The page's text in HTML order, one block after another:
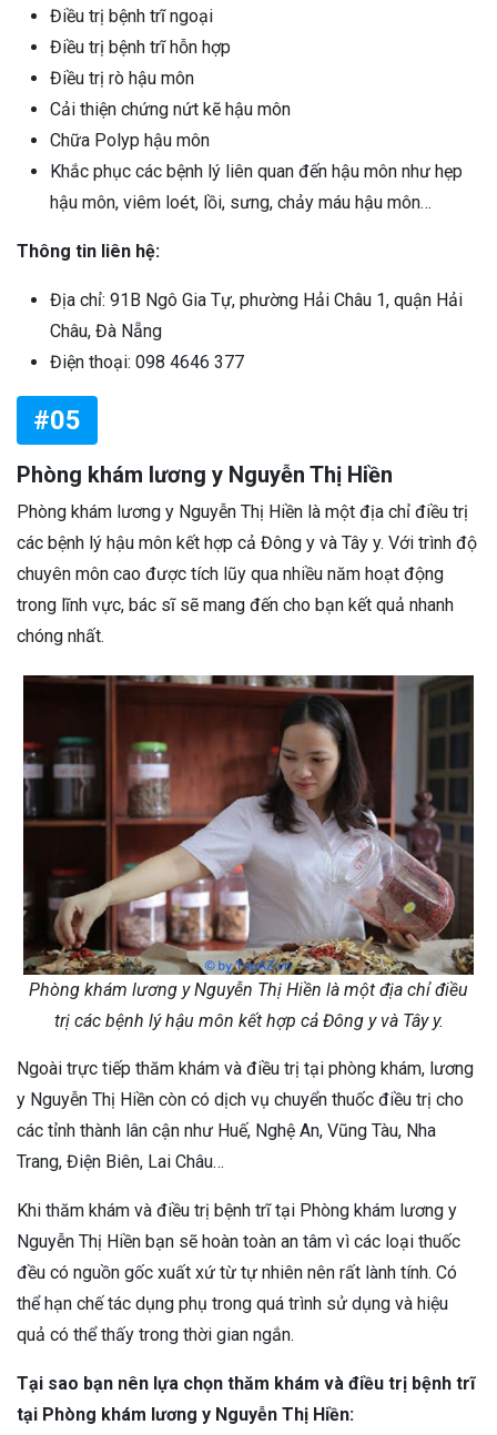
Điều trị bệnh trĩ ngoại
Điều trị bệnh trĩ hỗn hợp
Điều trị rò hậu môn
Cải thiện chứng nứt kẽ hậu môn
Chữa Polyp hậu môn
Khắc phục các bệnh lý liên quan đến hậu môn như hẹp
hậu môn, viêm loét, lồi, sưng, chảy máu hậu môn…
Thông tin liên hệ:
Địa chỉ: 91B Ngô Gia Tự, phường Hải Châu 1, quận Hải
Châu, Đà Nẵng
Điện thoại: 098 4646 377
#05
Phòng khám lương y Nguyễn Thị Hiền
Phòng khám lương y Nguyễn Thị Hiền là một địa chỉ điều trị
các bệnh lý hậu môn kết hợp cả Đông y và Tây y. Với trình độ
chuyên môn cao được tích lũy qua nhiều năm hoạt động
trong lĩnh vực, bác sĩ sẽ mang đến cho bạn kết quả nhanh
chóng nhất.
Phòng khám lương y Nguyễn Thị Hiền là một địa chỉ điều
trị các bệnh lý hậu môn kết hợp cả Đông y và Tây y.
Ngoài trực tiếp thăm khám và điều trị tại phòng khám, lương
y Nguyễn Thị Hiền còn có dịch vụ chuyển thuốc điều trị cho
các tỉnh thành lân cận như Huế, Nghệ An, Vũng Tàu, Nha
Trang, Điện Biên, Lai Châu…
Khi thăm khám và điều trị bệnh trĩ tại Phòng khám lương y
Nguyễn Thị Hiền bạn sẽ hoàn toàn an tâm vì các loại thuốc
đều có nguồn gốc xuất xứ từ tự nhiên nên rất lành tính. Có
thể hạn chế tác dụng phụ trong quá trình sử dụng và hiệu
quả có thể thấy trong thời gian ngắn.
Tại sao bạn nên lựa chọn thăm khám và điều trị bệnh trĩ
tại Phòng khám lương y Nguyễn Thị Hiền: